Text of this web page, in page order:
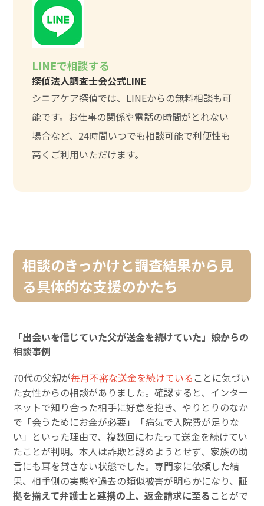
LINEで相談する
探偵法人調査士会公式LINE
シニアケア探偵では、LINEからの無料相談も可
能です。お仕事の関係や電話の時間がとれない
場合など、24時間いつでも相談可能で利便性も
高くご利用いただけます。
相談のきっかけと調査結果から見
る具体的な支援のかたち
「出会いを信じていた父が送金を続けていた」――娘からの
相談事例
70代の父親が毎月不審な送金を続けている ことに気づい
た女性からの相談がありました。確認すると、インター
ネットで知り合った相手に好意を抱き、やりとりのなか
で「会うためにお金が必要」「病気で入院費が足りな
い」といった理由で、複数回にわたって送金を続けてい
たことが判明。本人は詐欺と認めようとせず、家族の助
言にも耳を貸さない状態でした。専門家に依頼した結
果、相手側の実態や過去の類似被害が明らかになり、証
拠を揃えて弁護士と連携の上、返金請求に至る ことがで